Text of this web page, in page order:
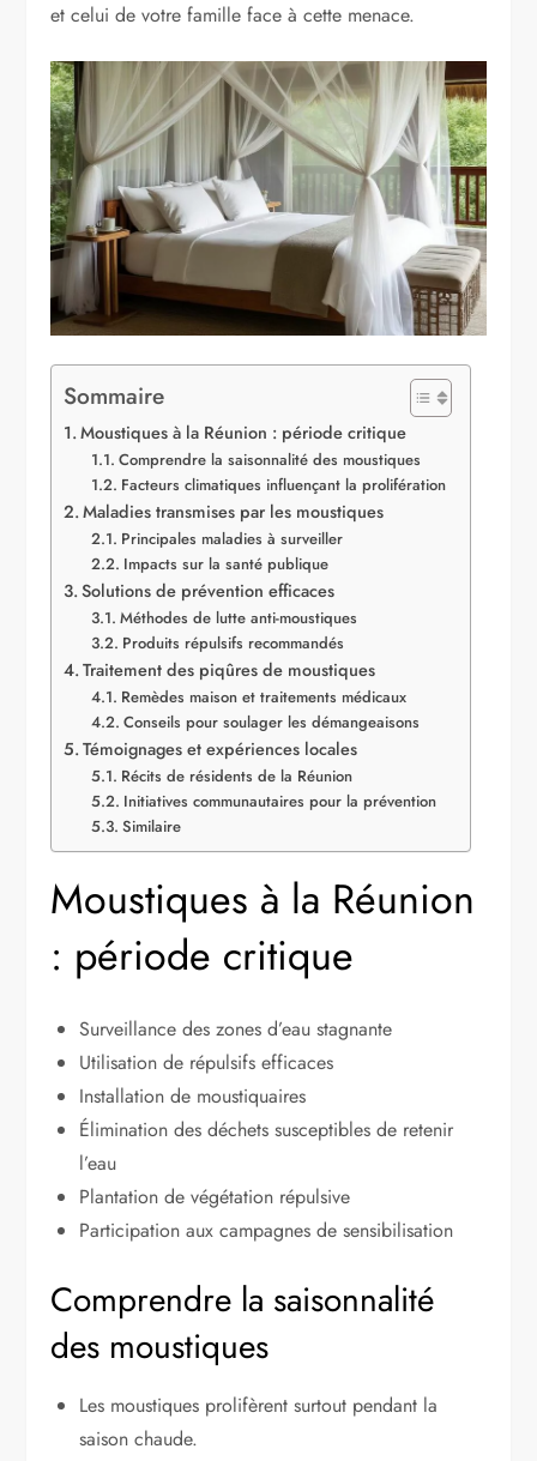
et celui de votre famille face à cette menace.
Sommaire
Moustiques à la Réunion : période critique
Comprendre la saisonnalité des moustiques
Facteurs climatiques influençant la prolifération
Maladies transmises par les moustiques
Principales maladies à surveiller
Impacts sur la santé publique
Solutions de prévention efficaces
Méthodes de lutte anti-moustiques
Produits répulsifs recommandés
Traitement des piqûres de moustiques
Remèdes maison et traitements médicaux
Conseils pour soulager les démangeaisons
Témoignages et expériences locales
Récits de résidents de la Réunion
Initiatives communautaires pour la prévention
Similaire
Moustiques à la Réunion
: période critique
Surveillance des zones d’eau stagnante
Utilisation de répulsifs efficaces
Installation de moustiquaires
Élimination des déchets susceptibles de retenir
l’eau
Plantation de végétation répulsive
Participation aux campagnes de sensibilisation
Comprendre la saisonnalité
des moustiques
Les moustiques prolifèrent surtout pendant la
saison chaude.